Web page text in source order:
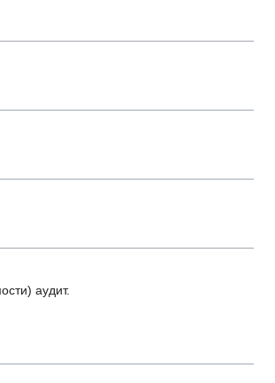
аудит.